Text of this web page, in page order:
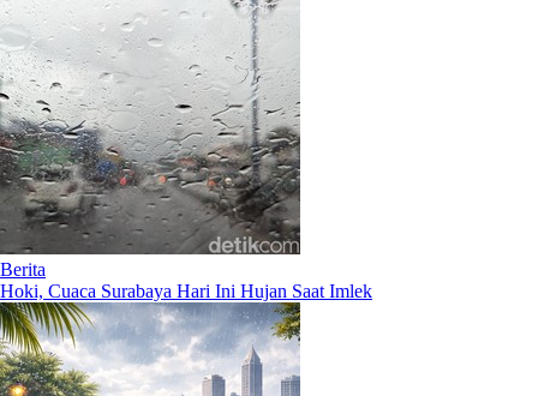
Berita
Hoki, Cuaca Surabaya Hari Ini Hujan Saat Imlek